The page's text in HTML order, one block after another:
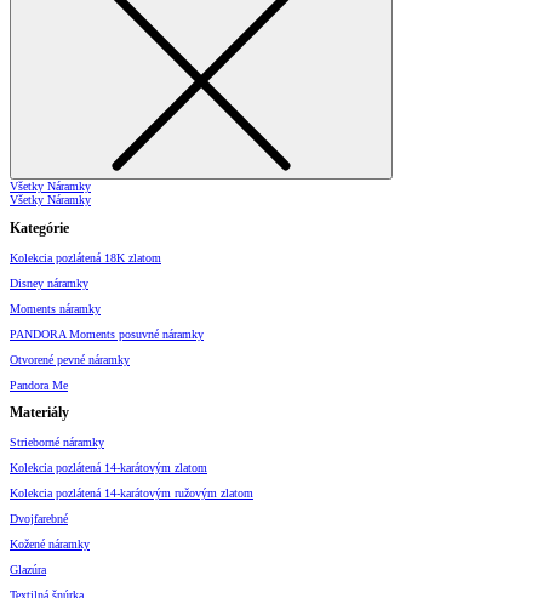
Všetky Náramky
Všetky Náramky
Kategórie
Kolekcia pozlátená 18K zlatom
Disney náramky
Moments náramky
PANDORA Moments posuvné náramky
Otvorené pevné náramky
Pandora Me
Materiály
Strieborné náramky
Kolekcia pozlátená 14-karátovým zlatom
Kolekcia pozlátená 14-karátovým ružovým zlatom
Dvojfarebné
Kožené náramky
Glazúra
Textilná šnúrka